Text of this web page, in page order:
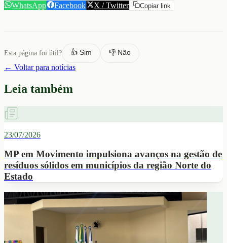
WhatsApp Facebook X / Twitter Copiar link
Esta página foi útil? 👍 Sim 👎 Não
← Voltar para notícias
Leia também
23/07/2026
MP em Movimento impulsiona avanços na gestão de
resíduos sólidos em municípios da região Norte do
Estado